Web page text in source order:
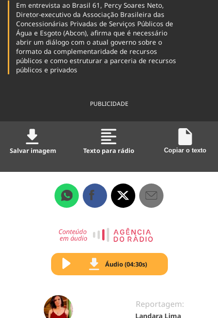
Em entrevista ao Brasil 61, Percy Soares Neto,
Diretor-executivo da Associação Brasileira das
Concessionárias Privadas de Serviços Públicos de
Água e Esgoto (Abcon), afirma que é necessário
abrir um diálogo com o atual governo sobre o
formato da complementaridade de recursos
públicos e como estruturar a parceria de recursos
públicos e privados
PUBLICIDADE
Salvar imagem Texto para rádio Copiar o texto
Áudio (04:30s)
Reportagem:
Landara Lima